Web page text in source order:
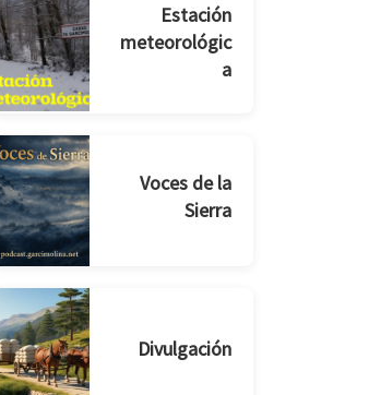
Estación
meteorológic
a
Voces de la
Sierra
Divulgación